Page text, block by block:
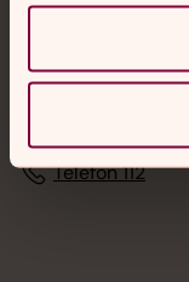
Akut samtals-
med en präst på
Digitalt brev
Telefon 112